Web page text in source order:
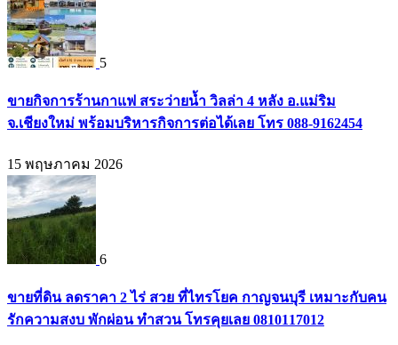
5
ขายกิจการร้านกาแฟ สระว่ายน้ำ วิลล่า 4 หลัง อ.แม่ริม
จ.เชียงใหม่ พร้อมบริหารกิจการต่อได้เลย โทร 088-9162454
15 พฤษภาคม 2026
6
ขายที่ดิน ลดราคา 2 ไร่ สวย ที่ไทรโยค กาญจนบุรี เหมาะกับคน
รักความสงบ พักผ่อน ทำสวน โทรคุยเลย 0810117012